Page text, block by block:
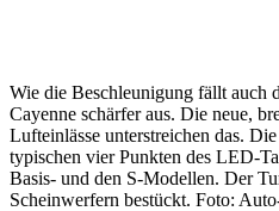
Wie die Beschleunigung fällt auch
Cayenne schärfer aus. Die neue,
Lufteinlässe unterstreichen das.
typischen vier Punkten des LED-
Basis- und den S-Modellen. Der
Scheinwerfern bestückt. Foto: